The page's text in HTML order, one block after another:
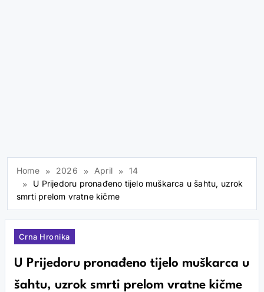
Home 2026 April
14
U Prijedoru pronađeno tijelo muškarca u šahtu, uzrok
smrti prelom vratne kičme
Crna Hronika
U Prijedoru pronađeno tijelo muškarca u
šahtu, uzrok smrti prelom vratne kičme